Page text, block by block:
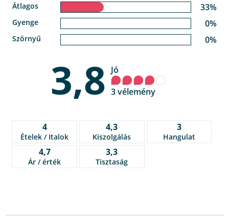
Átlagos 33%
Gyenge 0%
Szörnyű 0%
3,8 Jó
3 vélemény
4
Ételek / Italok
4,3
Kiszolgálás
3
Hangulat
4,7
Ár / érték
3,3
Tisztaság